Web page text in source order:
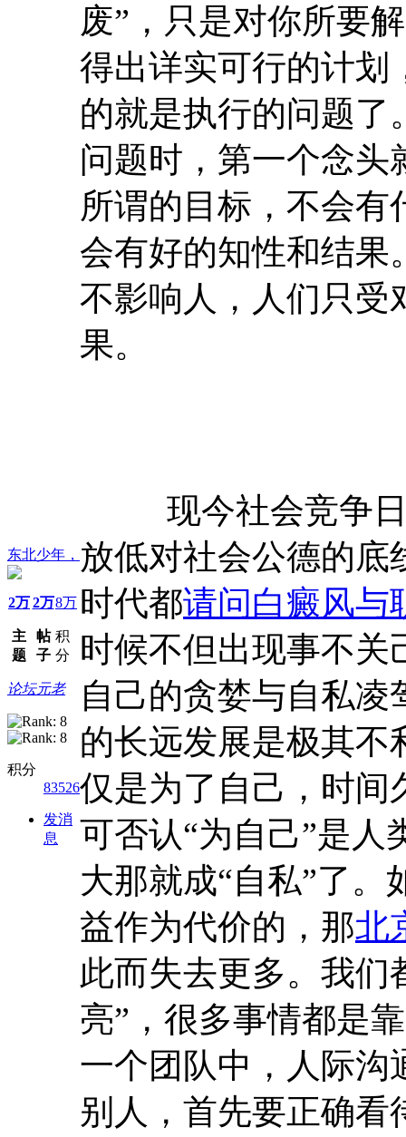
东北少年，
2万
主
题
2万
帖
子
8万
积
分
论坛元老
积分
83526
发消
息
废”，只是对你所要
得出详实可行的计划
的就是执行的问题了
问题时，第一个念头
所谓的目标，不会
会有好的知性和结果
不影响人，人们只受
果。
现今社会竞争日
放低对社会公德的底
时代都请问白癜风与
时候不但出现事不关
自己的贪婪与自私
的长远发展是极其不
仅是为了自己，时间
可否认“为自己”是人
大那就成“自私”了
益作为代价的，那北
此而失去更多。我们
亮”，很多事情都是
一个团队中，人际沟
别人，首先要正确看